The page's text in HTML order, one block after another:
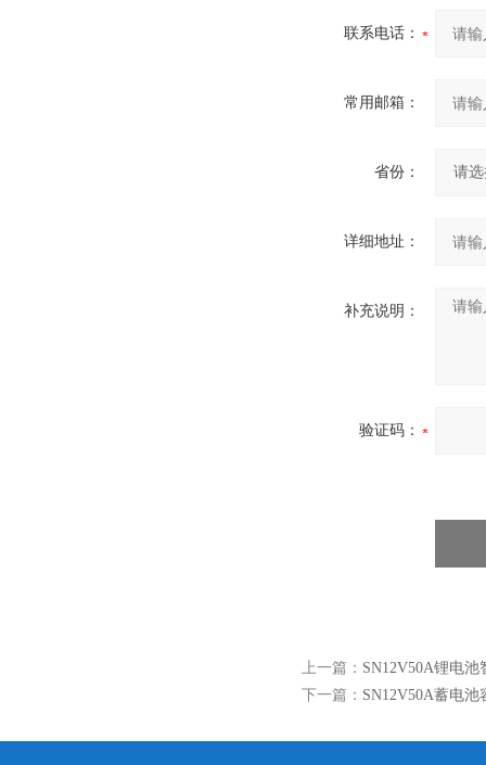
联系电话：
常用邮箱：
省份：
详细地址：
补充说明：
验证码：
上一篇： SN12V50A锂电池
下一篇： SN12V50A蓄电池